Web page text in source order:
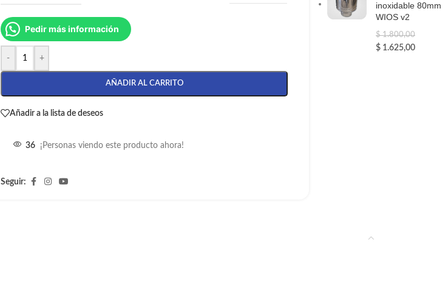
Pedir más información
- +
AÑADIR AL CARRITO
Añadir a la lista de deseos
36 ¡Personas viendo este producto ahora!
Seguir:
inoxidable 80mm
WIOS v2
$1.800,00
$ 1.625,00